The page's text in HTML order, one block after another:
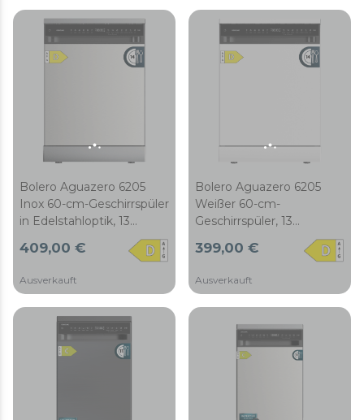
SideView Light und
Besteckkorb.
Programme, Extra
Hygiene, Super Dry,
Save+, Half Load, Silent
Wash, AutoClean, Extra
Bolero Aguazero 6205
Inox 60-cm-Geschirrspüler
in Edelstahloptik, 13
Maßgedecke, Klasse D,
Inverter-Plus-Duo-Motor,
Programme, Extra
Hygiene, Super Dry,
Save+, Half Load, Silent
Wash, AutoClean, Extra
Rapid, Startzeitvorwahl,
409,00 €
Ausverkauft
Bolero Aguazero 6205
Weißer 60-cm-
Geschirrspüler, 13
Maßgedecke, Klasse D,
Inverter-Plus-Duo-Motor,
Programme, Extra
Hygiene, Super Dry,
Save+, Half Load, Silent
Wash, AutoClean, Extra
Rapid, Startzeitvorwahl,
399,00 €
Ausverkauft